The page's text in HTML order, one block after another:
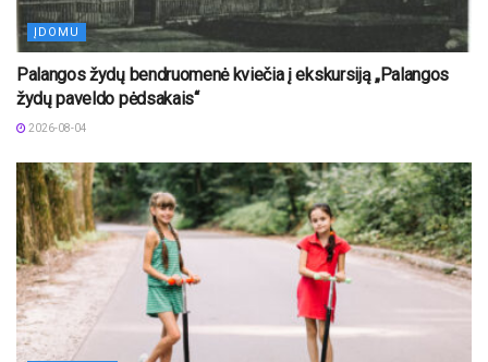
ĮDOMU
Palangos žydų bendruomenė kviečia į ekskursiją „Palangos
žydų paveldo pėdsakais“
2026-08-04